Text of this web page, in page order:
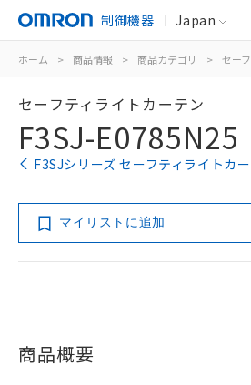
制御機器 Japan
ホーム > 商品情報 > 商品カテゴリ > セー
セーフティライトカーテン
F3SJ-E0785N25
F3SJシリーズ セーフティライトカ
マイリストに追加
商品概要